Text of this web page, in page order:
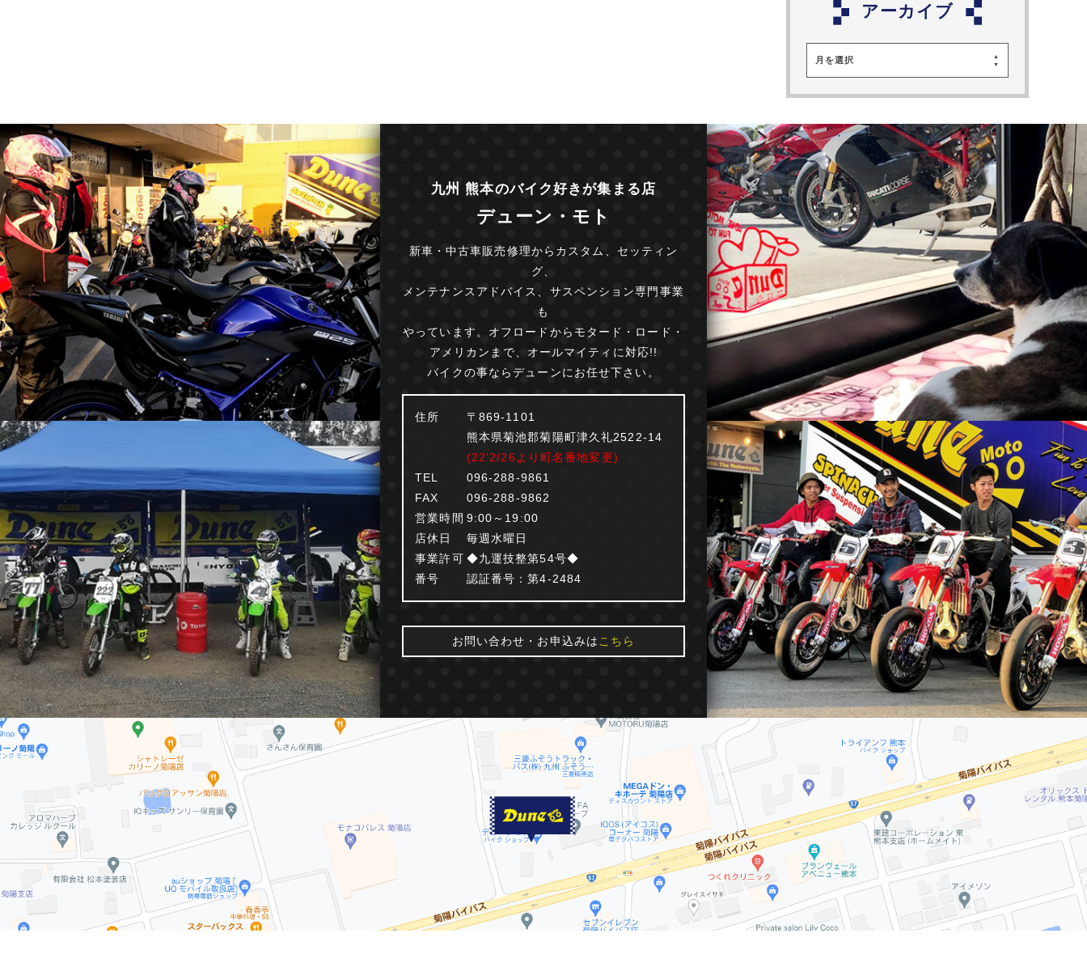
アーカイブ
月を選択
九州 熊本のバイク好きが集まる店
デューン・モト
新車・中古車販売修理からカスタム、セッティン
グ、
メンテナンスアドバイス、サスペンション専門事業
も
やっています。オフロードからモタード・ロード・
アメリカンまで、オールマイティに対応!!
バイクの事ならデューンにお任せ下さい。
住所
〒869-1101
熊本県菊池郡菊陽町津久礼2522-14
(22'2/26より町名番地変更)
TEL
096-288-9861
FAX
096-288-9862
営業時間 9:00～19:00
店休日
毎週水曜日
事業許可
番号
◆九運技整第54号◆
認証番号：第4-2484
お問い合わせ・お申込みは こちら